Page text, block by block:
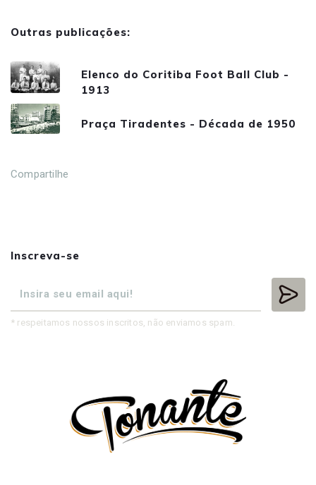
Outras publicações:
Elenco do Coritiba Foot Ball Club -
1913
Praça Tiradentes - Década de 1950
Compartilhe
Inscreva-se
* respeitamos nossos inscritos, não enviamos spam.